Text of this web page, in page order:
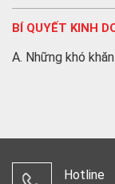
BÍ QUYẾT KINH
A. Những khó
Hotline